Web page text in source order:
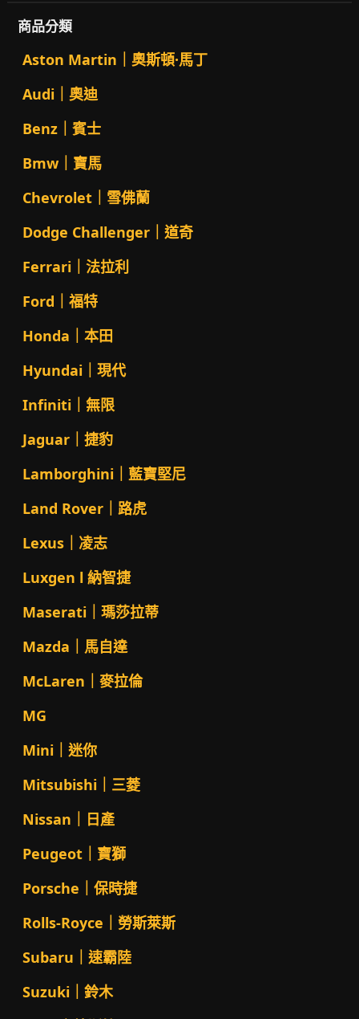
商品分類
Aston Martin｜奧斯頓·馬丁
Audi｜奧迪
Benz｜賓士
Bmw｜寶馬
Chevrolet｜雪佛蘭
Dodge Challenger｜道奇
Ferrari｜法拉利
Ford｜福特
Honda｜本田
Hyundai｜現代
Infiniti｜無限
Jaguar｜捷豹
Lamborghini｜藍寶堅尼
Land Rover｜路虎
Lexus｜凌志
Luxgen l 納智捷
Maserati｜瑪莎拉蒂
Mazda｜馬自達
McLaren｜麥拉倫
MG
Mini｜迷你
Mitsubishi｜三菱
Nissan｜日產
Peugeot｜寶獅
Porsche｜保時捷
Rolls-Royce｜勞斯萊斯
Subaru｜速霸陸
Suzuki｜鈴木